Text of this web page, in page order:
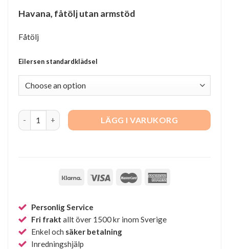
Havana, fåtölj utan armstöd
Fåtölj
Eilersen standardklädsel
Havana, fåtölj utan armstöd quantity
LÄGG I VARUKORG
Personlig Service
Fri frakt allt över 1500 kr inom Sverige
Enkel och säker betalning
Inredningshjälp